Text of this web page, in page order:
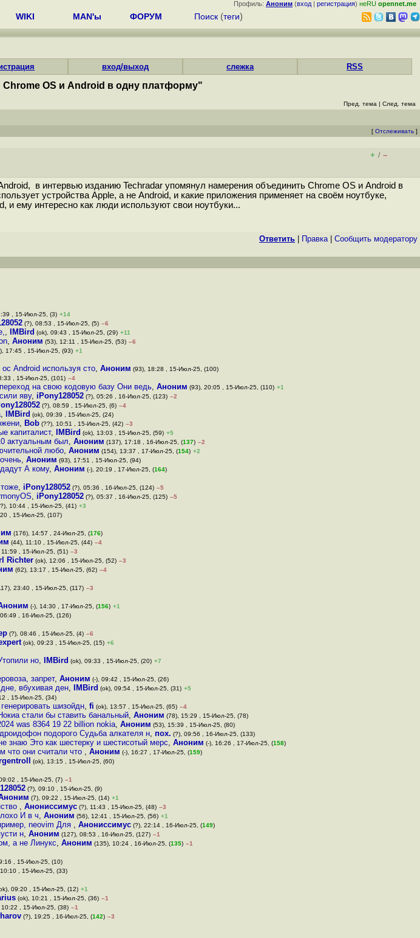
Профиль: Аноним (вход | регистрация) неRU opennet.me
WIKI MAN'ы ФОРУМ Поиск (теги)
вход/выход слежка RSS
OS и Android в одну платформу"
Пред. тема | След. тема
[ Отслеживать ]
+ / –
в интервью изданию Techradar упомянул намерения объединить Chrome OS и Android в
устройства Apple, а не Android, и какие приложения применяет на своём ноутбуке,
и ему интересно как люди используют свои ноутбуки...
Ответить Правка| Cообщить модератору
, 15-Июл-25, (3) +14
(?), 08:53 , 15-Июл-25, (5) –6
, IMBird (ok), 09:43 , 15-Июл-25, (29) +11
, Аноним (53), 12:11 , 15-Июл-25, (53) –6
17:45 , 15-Июл-25, (93) +1
Android используя сто, Аноним (93), 18:28 , 15-Июл-25, (100)
, 15-Июл-25, (101) –4
на свою кодовую базу Они ведь, Аноним (93), 20:05 , 15-Июл-25, (110) +1
яву, iPony128052 (?), 05:26 , 16-Июл-25, (123) –2
(?), 08:59 , 15-Июл-25, (6) –4
, IMBird (ok), 09:39 , 15-Июл-25, (24)
, Bob (??), 10:51 , 15-Июл-25, (42) –3
капиталист, IMBird (ok), 13:03 , 15-Июл-25, (59) +5
актуальным был, Аноним (137), 17:18 , 16-Июл-25, (137) –2
любо, Аноним (154), 13:37 , 17-Июл-25, (154) +2
, Аноним (93), 17:51 , 15-Июл-25, (94)
А кому, Аноним (-), 20:19 , 17-Июл-25, (164)
, iPony128052 (?), 05:36 , 16-Июл-25, (124) –5
, iPony128052 (?), 05:37 , 16-Июл-25, (125) –5
10:44 , 15-Июл-25, (41) +3
, 15-Июл-25, (107)
(176), 14:57 , 24-Июл-25, (176)
(44), 11:10 , 15-Июл-25, (44) –4
11:59 , 15-Июл-25, (51) –3
Richter (ok), 12:06 , 15-Июл-25, (52) –3
(62), 13:17 , 15-Июл-25, (62) –4
23:40 , 15-Июл-25, (117) –3
(-), 14:30 , 17-Июл-25, (156) +1
, 16-Июл-25, (126)
(?), 08:46 , 15-Июл-25, (4) –6
(ok), 09:23 , 15-Июл-25, (15) +6
но, IMBird (ok), 09:33 , 15-Июл-25, (20) +7
запрет, Аноним (-), 09:42 , 15-Июл-25, (26)
вбухивая ден, IMBird (ok), 09:54 , 15-Июл-25, (31) +5
, 15-Июл-25, (34)
шизойдн, fi (ok), 13:57 , 15-Июл-25, (65) –4
стали бы ставить банальный, Аноним (78), 15:29 , 15-Июл-25, (78)
was 8364 19 22 billion nokia, Аноним (53), 15:39 , 15-Июл-25, (80)
подорого Судьба алкателя н, пох. (?), 09:56 , 16-Июл-25, (133)
знаю Это как шестерку и шестисотый мерс, Аноним (-), 16:26 , 17-Июл-25, (158)
что они считали что , Аноним (-), 16:27 , 17-Июл-25, (159)
(ok), 13:15 , 15-Июл-25, (60)
, 15-Июл-25, (7) –1
(?), 09:10 , 15-Июл-25, (9)
(7), 09:22 , 15-Июл-25, (14) +1
, Анониссимус (?), 11:43 , 15-Июл-25, (48) –3
И в ч, Аноним (56), 12:41 , 15-Июл-25, (56) +1
neovim Для , Анониссимус (?), 22:14 , 16-Июл-25, (149)
н, Аноним (127), 08:53 , 16-Июл-25, (127) –1
а не Линукс, Аноним (135), 10:24 , 16-Июл-25, (135) –1
, 15-Июл-25, (10)
, 15-Июл-25, (33)
09:20 , 15-Июл-25, (12) +1
(ok), 10:21 , 15-Июл-25, (36) –1
10:22 , 15-Июл-25, (38) –1
(?), 19:25 , 16-Июл-25, (142) –3